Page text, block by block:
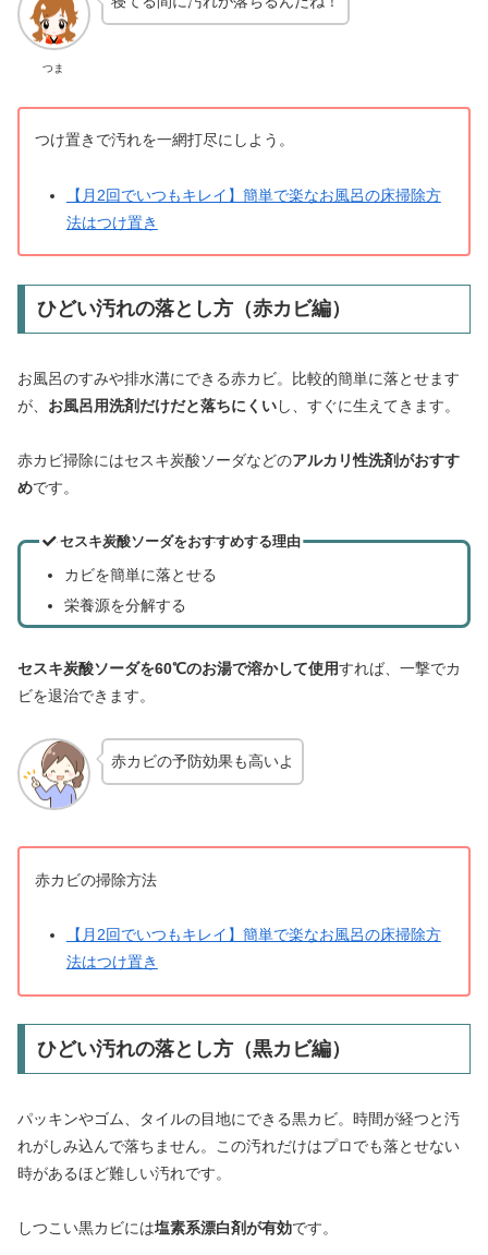
つま
つけ置きで汚れを一網打尽にしよう。
【月2回でいつもキレイ】簡単で楽なお風呂の床掃除方
法はつけ置き
ひどい汚れの落とし方（赤カビ編）
お風呂のすみや排水溝にできる赤カビ。比較的簡単に落とせます
が、 お風呂用洗剤だけだと落ちにくいし、すぐに生えてきます。
赤カビ掃除にはセスキ炭酸ソーダなどのアルカリ性洗剤がおすす
めです。
セスキ炭酸ソーダをおすすめする理由
カビを簡単に落とせる
栄養源を分解する
セスキ炭酸ソーダを60℃のお湯で溶かして使用すれば、一撃でカ
ビを退治できます。
赤カビの予防効果も高いよ
赤カビの掃除方法
【月2回でいつもキレイ】簡単で楽なお風呂の床掃除方
法はつけ置き
ひどい汚れの落とし方（黒カビ編）
パッキンやゴム、タイルの目地にできる黒カビ。時間が経つと汚
れがしみ込んで落ちません。この汚れだけはプロでも落とせない
時があるほど難しい汚れです。
しつこい黒カビには塩素系漂白剤が有効です。